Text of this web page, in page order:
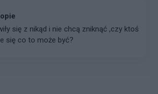
się z nikąd i nie chcą zniknąć ,czy ktoś
się co to może być?